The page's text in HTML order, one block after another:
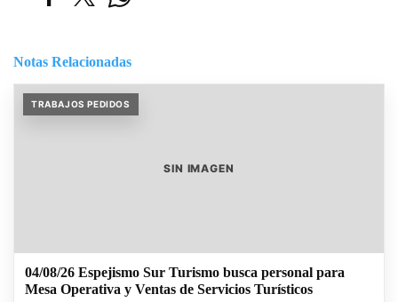
Notas Relacionadas
TRABAJOS PEDIDOS
SIN IMAGEN
04/08/26 Espejismo Sur Turismo busca personal para
Mesa Operativa y Ventas de Servicios Turísticos